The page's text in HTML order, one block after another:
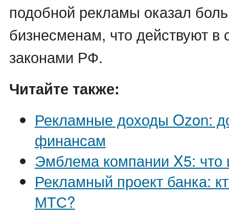
подобной рекламы оказал
бизнесменам, что действуют в
законами РФ.
Читайте также:
Рекламные доходы Ozon:
финансам
Эмблема компании X5: что
Рекламный проект банка:
МТС?